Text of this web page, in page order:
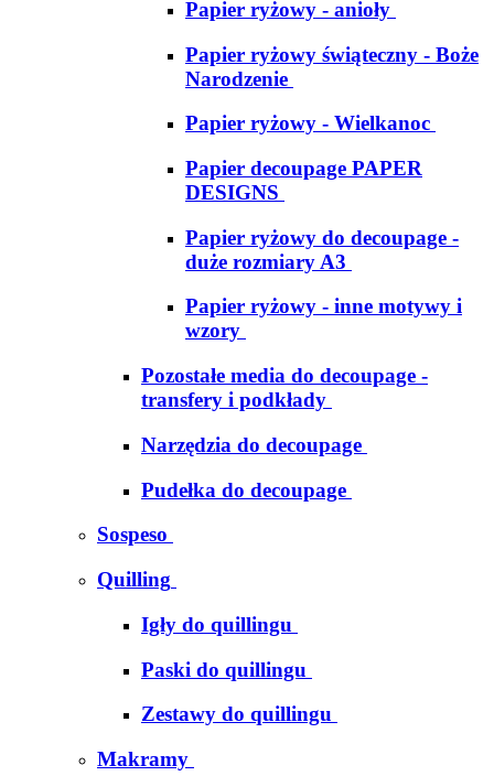
Papier ryżowy - anioły
Papier ryżowy świąteczny - Boże
Narodzenie
Papier ryżowy - Wielkanoc
Papier decoupage PAPER
DESIGNS
Papier ryżowy do decoupage -
duże rozmiary A3
Papier ryżowy - inne motywy i
wzory
Pozostałe media do decoupage -
transfery i podkłady
Narzędzia do decoupage
Pudełka do decoupage
Sospeso
Quilling
Igły do quillingu
Paski do quillingu
Zestawy do quillingu
Makramy